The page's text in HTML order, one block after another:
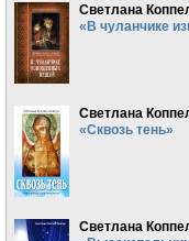
Светлана
«В чуланчике
Светлана
«Сквозь тень»
Светлана